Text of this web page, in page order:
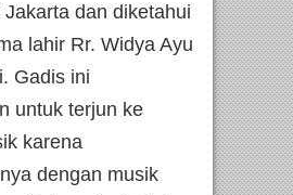
Jakarta dan diketahui
lahir Rr. Widya Ayu
Gadis ini
untuk terjun ke
karena
dengan musik